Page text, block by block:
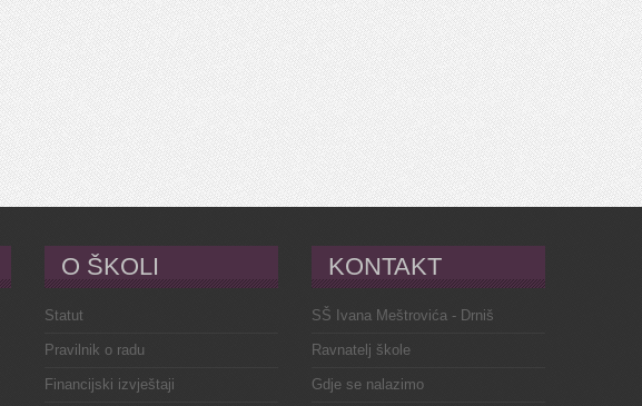
O ŠKOLI
Statut
Pravilnik o radu
Financijski izvještaji
KONTAKT
SŠ Ivana Meštrovića - Drniš
Ravnatelj škole
Gdje se nalazimo